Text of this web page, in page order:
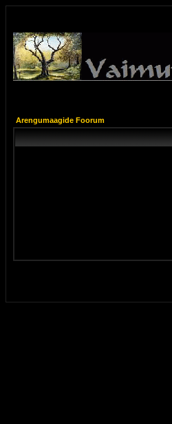
Arengumaagide Foorum